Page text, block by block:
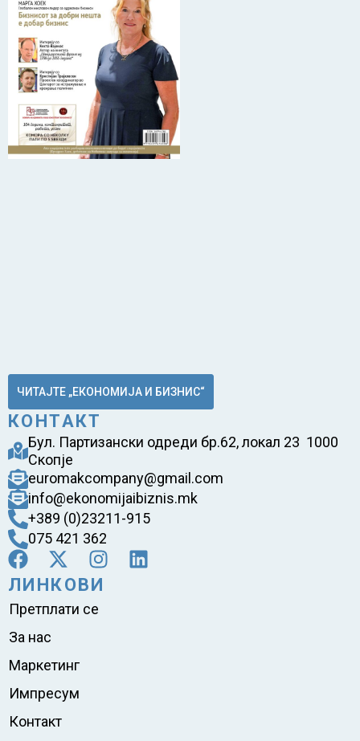
ЧИТАЈТЕ „ЕКОНОМИЈА И БИЗНИС“
КОНТАКТ
Бул. Партизански одреди бр.62, локал 23 1000
Скопје
euromakcompany@gmail.com
info@ekonomijaibiznis.mk
+389 (0)23211-915
075 421 362
ЛИНКОВИ
Претплати се
За нас
Маркетинг
Импресум
Контакт